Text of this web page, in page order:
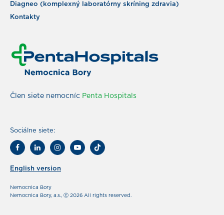
Diagneo (komplexný laboratórny skríning zdravia)
Kontakty
Člen siete nemocníc Penta Hospitals
Sociálne siete:
English version
Nemocnica Bory
Nemocnica Bory, a.s., Ⓒ 2026 All rights reserved.